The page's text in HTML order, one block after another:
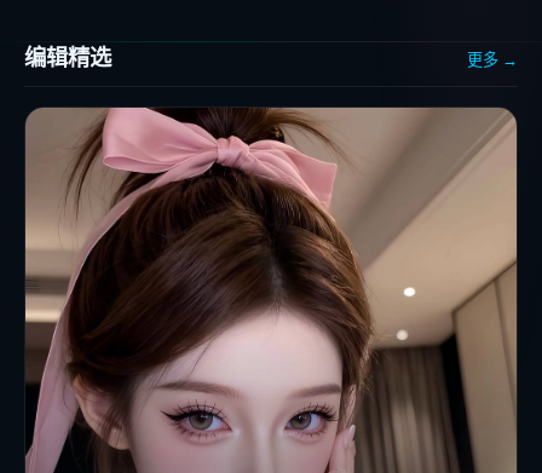
编辑精选 更多 →